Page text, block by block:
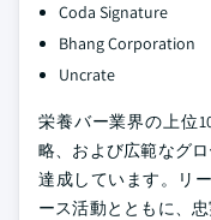
Coda Signature
Bhang Corporation
Uncrate
栄養バー業界の上位
略、および広範なグ
達成しています。リ
ース活動とともに、